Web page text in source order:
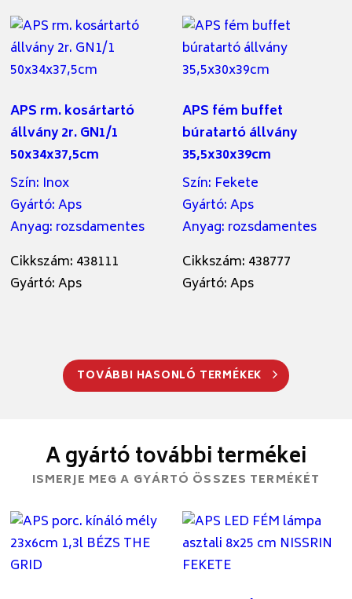
APS rm. kosártartó
állvány 2r. GN1/1
50x34x37,5cm
Szín: Inox
Gyártó:Aps
Anyag: rozsdamentes
Cikkszám: 438111
Gyártó: Aps
APS fém buffet
búratartó állvány
35,5x30x39cm
Szín: Fekete
Gyártó:Aps
Anyag: rozsdamentes
Cikkszám: 438777
Gyártó: Aps
TOVÁBBI HASONLÓ TERMÉKEK
A gyártó további termékei
ISMERJE MEG A GYÁRTÓ ÖSSZES TERMÉKÉT